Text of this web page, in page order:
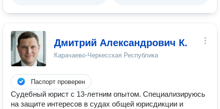
Дмитрий Александрович К.
Карачаево-Черкесская Республика
Паспорт проверен
Судебный юрист с 13-летним опытом. Специализируюсь
на защите интересов в судах общей юрисдикции и